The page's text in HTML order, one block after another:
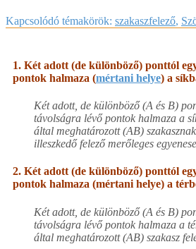
Kapcsolódó témakörök: szakaszfelező,
1. Két adott (de különböző) ponttól
pontok halmaza (mértani helye) a
Két adott, de különböző (A és B)
távolságra lévő pontok halmaza a
által meghatározott (AB)
illeszkedő felező merőleges
2. Két adott (de különböző) ponttól
pontok halmaza (mértani helye) a
Két adott, de különböző (A és B)
távolságra lévő pontok halmaza a
által meghatározott (AB) szakasz